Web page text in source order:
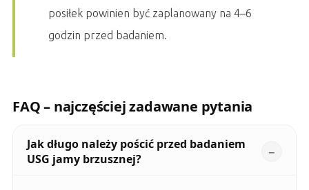
posiłek powinien być zaplanowany na 4–6
godzin przed badaniem.
FAQ – najczęściej zadawane pytania
Jak długo należy pościć przed badaniem
USG jamy brzusznej?